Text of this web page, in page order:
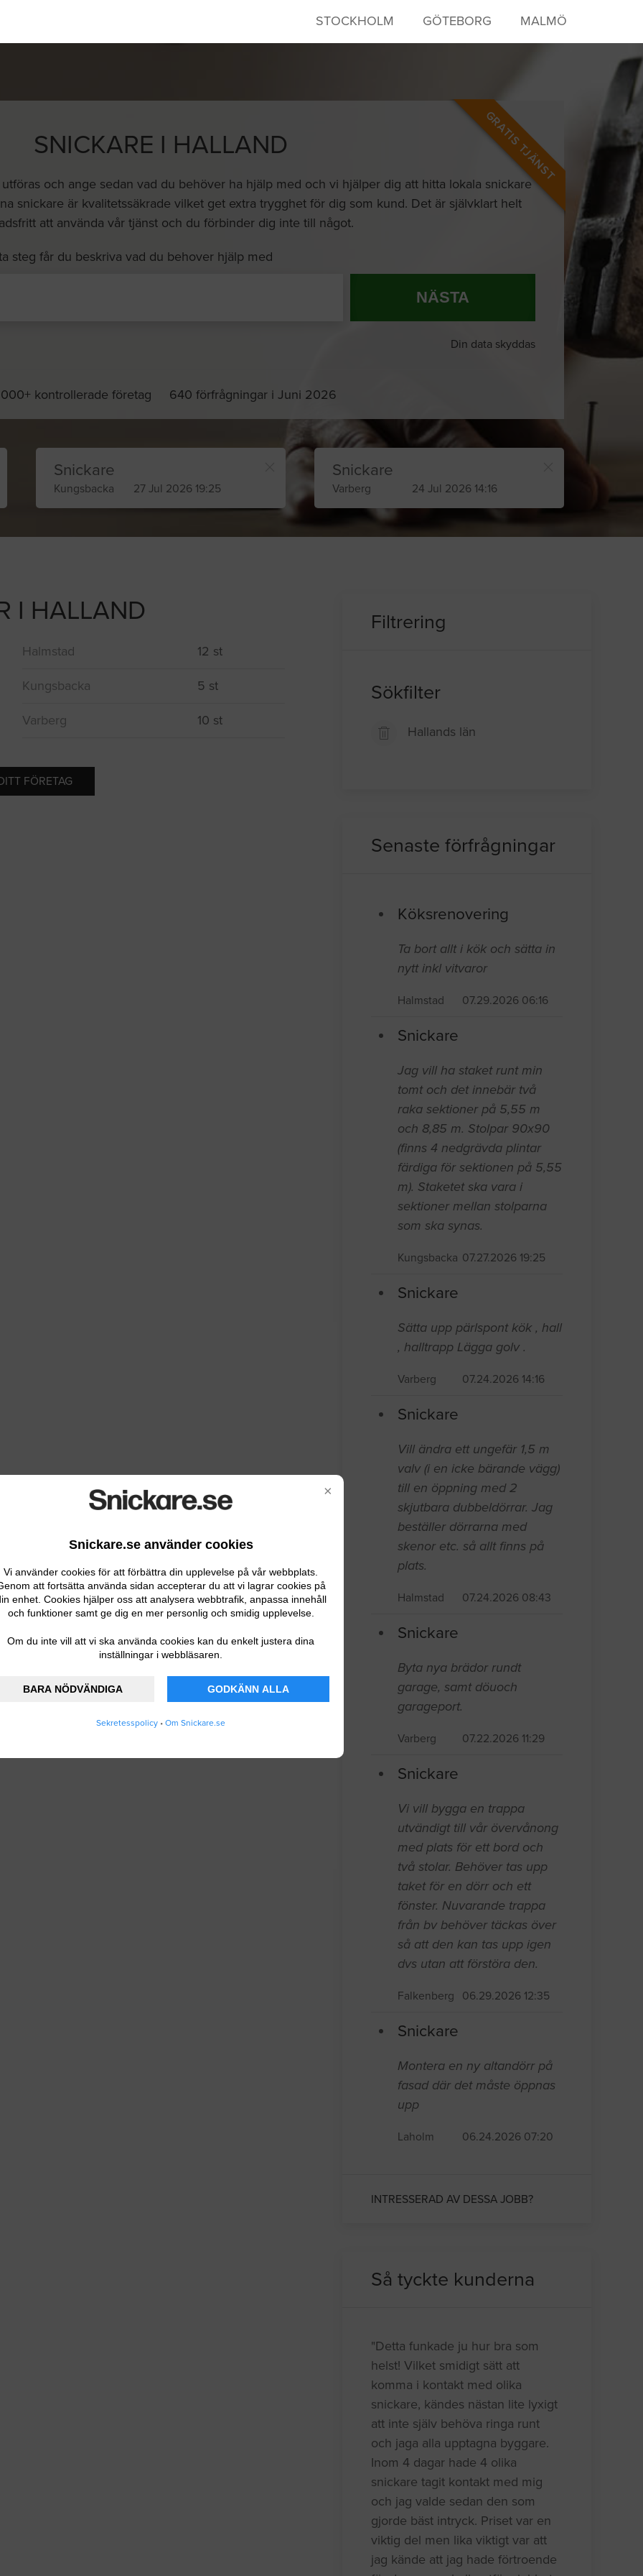
×
Snickare.se använder cookies
Vi använder cookies för att förbättra din upplevelse på vår webbplats.
att fortsätta använda sidan accepterar du att vi lagrar cookies på
enhet. Cookies hjälper oss att analysera webbtrafik, anpassa innehåll
och funktioner samt ge dig en mer personlig och smidig upplevelse.
Om du inte vill att vi ska använda cookies kan du enkelt justera dina
inställningar i webbläsaren.
BARA NÖDVÄNDIGA GODKÄNN ALLA
Sekretesspolicy • Om Snickare.se
STOCKHOLM GÖTEBORG MALMÖ
GRATIS TJÄNST
SNICKARE I HALLAND
och ange sedan vad du behöver ha hjälp med och vi hjälper dig att hitta lokala snickare
snickare är kvalitetssäkrade vilket get extra trygghet för dig som kund. Det är självklart helt
att använda vår tjänst och du förbinder dig inte till något.
steg får du beskriva vad du behover hjälp med
NÄSTA
Din data skyddas
kontrollerade företag 640 förfrågningar i Juni 2026
Snickare
Kungsbacka 27 Jul 2026 19:25
Snickare
Varberg 24 Jul 2026 14:16
I HALLAND
Halmstad 12 st
Kungsbacka 5 st
Varberg 10 st
FÖRETAG
Filtrering
Sökfilter
Hallands län
Senaste förfrågningar
Köksrenovering
Ta bort allt i kök och sätta in
nytt inkl vitvaror
Halmstad 07.29.2026 06:16
Snickare
Jag vill ha staket runt min
tomt och det innebär två
raka sektioner på 5,55 m
och 8,85 m. Stolpar 90x90
(finns 4 nedgrävda plintar
färdiga för sektionen på 5,55
m). Staketet ska vara i
sektioner mellan stolparna
som ska synas.
Kungsbacka 07.27.2026 19:25
Snickare
Sätta upp pärlspont kök , hall
, halltrapp Lägga golv .
Varberg 07.24.2026 14:16
Snickare
Vill ändra ett ungefär 1,5 m
valv (i en icke bärande vägg)
till en öppning med 2
skjutbara dubbeldörrar. Jag
beställer dörrarna med
skenor etc. så allt finns på
plats.
Halmstad 07.24.2026 08:43
Snickare
Byta nya brädor rundt
garage, samt döuoch
garageport.
Varberg 07.22.2026 11:29
Snickare
Vi vill bygga en trappa
utvändigt till vår övervånong
med plats för ett bord och
två stolar. Behöver tas upp
taket för en dörr och ett
fönster. Nuvarande trappa
från bv behöver täckas över
så att den kan tas upp igen
dvs utan att förstöra den.
Falkenberg 06.29.2026 12:35
Snickare
Montera en ny altandörr på
fasad där det måste öppnas
upp
Laholm 06.24.2026 07:20
INTRESSERAD AV DESSA JOBB?
Så tyckte kunderna
"Detta funkade ju hur bra som
helst! Vilket smidigt sätt att
komma i kontakt med olika
snickare, kändes nästan lite lyxigt
att inte själv behöva ringa runt
och jaga alla upptagna byggare.
Inom 4 dagar hade 4 olika
snickare tagit kontakt med mig
och jag valde sedan den som
gjorde bäst intryck. Priset var en
viktig del men lika viktigt var att
jag kände att jag hade förtroende